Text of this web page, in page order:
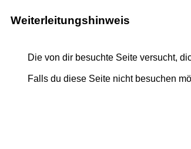
Weiterleitungshinweis
Die von dir besuchte Seite versucht,
Falls du diese Seite nicht besuchen